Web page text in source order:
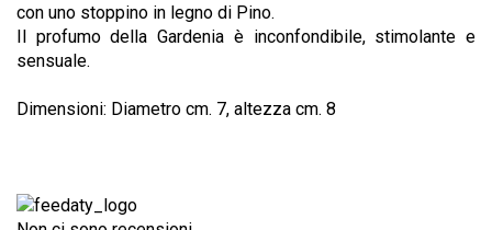
con uno stoppino in legno di Pino.
Il profumo della Gardenia è inconfondibile, stimolante e
sensuale.
Dimensioni: Diametro cm. 7, altezza cm. 8